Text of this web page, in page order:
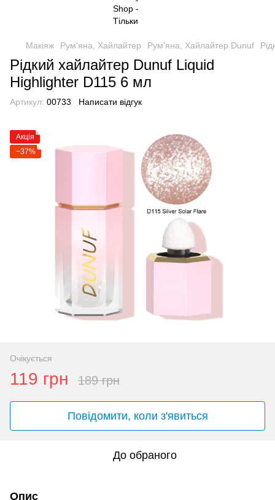
Макіяж Рум'яна, Хайлайтер Рум'яна, Хайлайтер Dunuf
Рідкий хайлайтер Dunuf Liquid
Highlighter D115 6 мл
Артикул: 00733 Написати відгук
Акція
−37%
Очікується
119 грн 189 грн
Повідомити, коли з'явиться
До обраного
Опис